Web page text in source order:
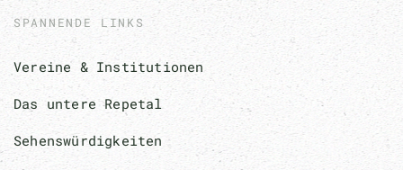
SPANNENDE LINKS
Vereine & Institutionen
Das untere Repetal
Sehenswürdigkeiten